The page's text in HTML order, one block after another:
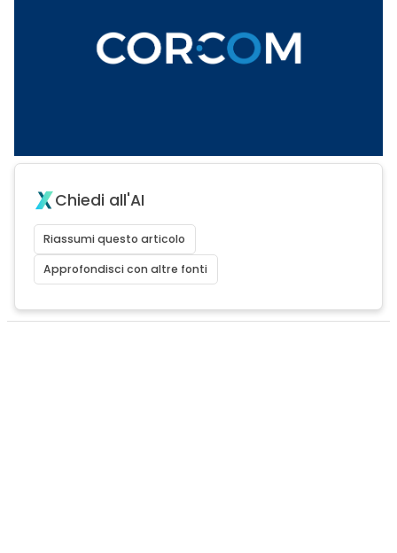
Chiedi all'AI
Riassumi questo articolo
Approfondisci con altre fonti